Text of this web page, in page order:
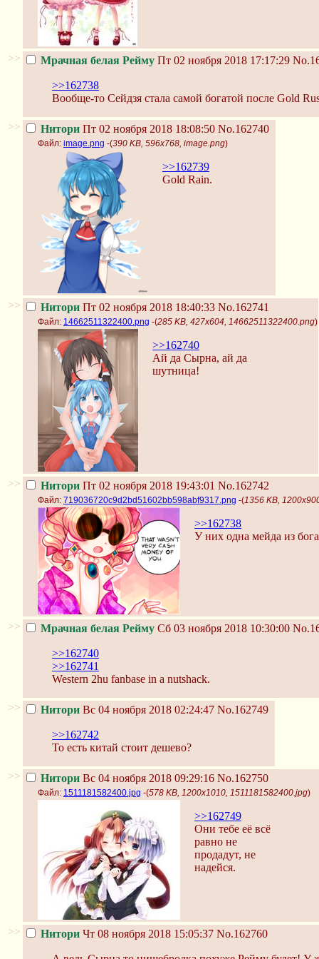
>> Мрачная белая Рейму Пт 02 ноября 2018 17:17:29
>>162738
Вообще-то Сейдзя стала самой богатой после Gold
>> Нитори Пт 02 ноября 2018 18:08:50 No.162740
Файл: image.png -(390 KB, 596x768, image.png)
>>162739
Gold Rain.
>> Нитори Пт 02 ноября 2018 18:40:33 No.162741
Файл: 14662511322400.png -(285 KB, 427x604, 14662511322400.png)
>>162740
Ай да Сырна, ай да
шутница!
>> Нитори Пт 02 ноября 2018 19:43:01 No.162742
Файл: 719036720c9d2bd51602bb598abf9317.png -(1356 KB,
>>162738
У них одна мейда из
>> Мрачная белая Рейму Сб 03 ноября 2018 10:30:00
>>162740
>>162741
Western 2hu fanbase in a nutshack.
>> Нитори Вс 04 ноября 2018 02:24:47 No.162749
>>162742
То есть китай стоит дешево?
>> Нитори Вс 04 ноября 2018 09:29:16 No.162750
Файл: 1511181582400.jpg -(578 KB, 1200x1010, 1511181582400.jpg)
>>162749
Они тебе её всё
равно не
продадут, не
надейся.
>> Нитори Чт 08 ноября 2018 15:05:37 No.162760